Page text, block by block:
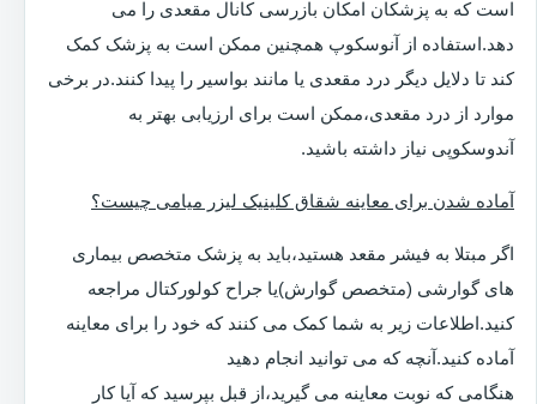
است که به پزشکان امکان بازرسی کانال مقعدی را می
دهد.استفاده از آنوسکوپ همچنین ممکن است به پزشک کمک
کند تا دلایل دیگر درد مقعدی یا مانند بواسیر را پیدا کنند.در برخی
موارد از درد مقعدی،ممکن است برای ارزیابی بهتر به
آندوسکوپی نیاز داشته باشید.
آماده شدن برای معاینه شقاق کلینیک لیزر میامی چیست؟
اگر مبتلا به فیشر مقعد هستید،باید به پزشک متخصص بیماری
های گوارشی (متخصص گوارش)یا جراح کولورکتال مراجعه
کنید.اطلاعات زیر به شما کمک می کنند که خود را برای معاینه
آماده کنید.آنچه که می توانید انجام دهید
هنگامی که نوبت معاینه می گیرید،از قبل بپرسید که آیا کار